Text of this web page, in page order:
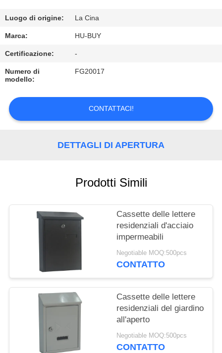
QUALITÀ
CONTATTICI
RICHIEDA
UNA
CITAZIONE
Luogo di origine: La Cina
Marca: HU-BUY
Certificazione: -
Numero di
modello:
FG20017
CONTATTACI!
DETTAGLI DI APERTURA
Prodotti Simili
Cassette delle lettere
residenziali d'acciaio
impermeabili
Negotiable MOQ:500pcs
CONTATTO
Cassette delle lettere
residenziali del giardino
all'aperto
Negotiable MOQ:500pcs
CONTATTO